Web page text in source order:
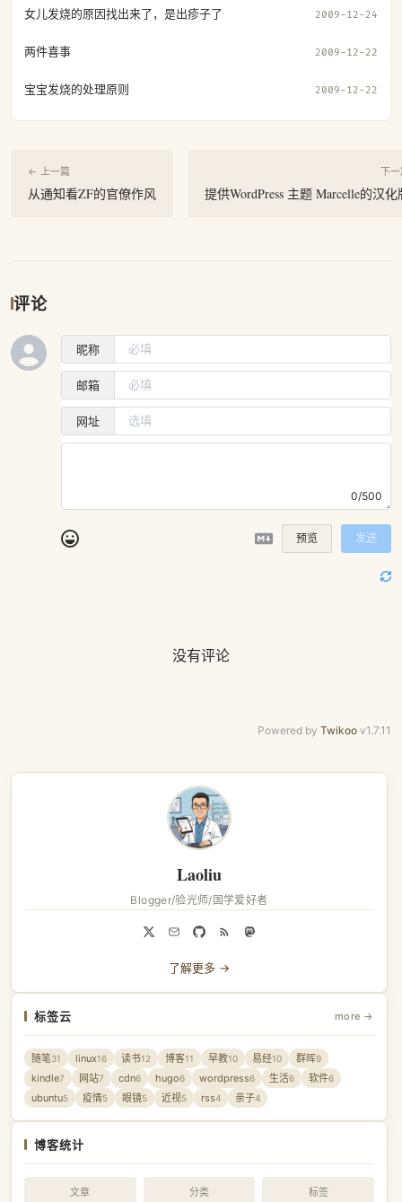
女儿发烧的原因找出来了，是出疹子了 2009-12-24
两件喜事 2009-12-22
宝宝发烧的处理原则 2009-12-22
← 上一篇
从通知看ZF的官僚作风
下
提供WordPress 主题 Marcelle的汉化
评论
昵称
邮箱
网址
0/500
预览 发送
没有评论
Powered by Twikoo v1.7.11
Laoliu
Blogger/验光师/国学爱好者
了解更多 →
标签云 more →
随笔31 linux16 读书12 博客11 早教10 易经10 群晖9
kindle7 网站7 cdn6 hugo6 wordpress6 生活6 软件6
ubuntu5 疫情5 眼镜5 近视5 rss4 亲子4
博客统计
文章 分类 标签